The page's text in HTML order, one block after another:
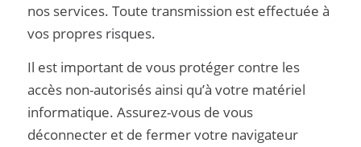
nos services. Toute transmission est effectuée à
vos propres risques.
Il est important de vous protéger contre les
accès non-autorisés ainsi qu’à votre matériel
informatique. Assurez-vous de vous
déconnecter et de fermer votre navigateur